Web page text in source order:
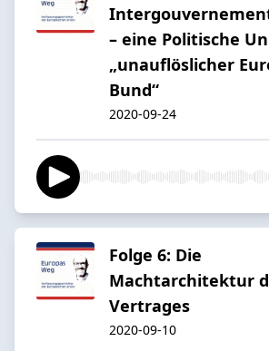
– eine Politische
„unauflöslicher
Bund“
2020-09-24
Folge 6: Die
Machtarchitektur
Vertrages
2020-09-10